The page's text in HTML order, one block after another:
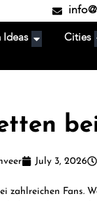
Ideas Cities
July 3, 2026
zahlreichen Fans.